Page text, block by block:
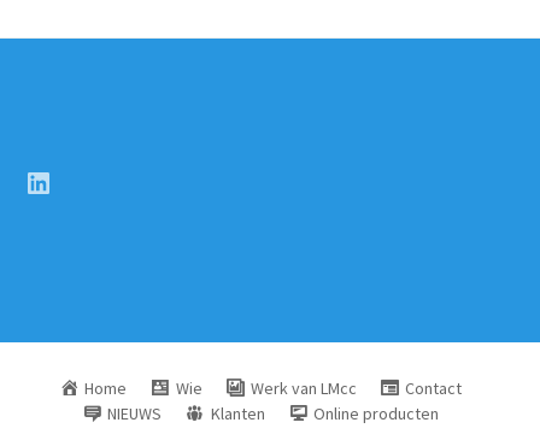
LinkedIn
Home Wie Werk van LMcc
Contact
NIEUWS
Klanten Online producten